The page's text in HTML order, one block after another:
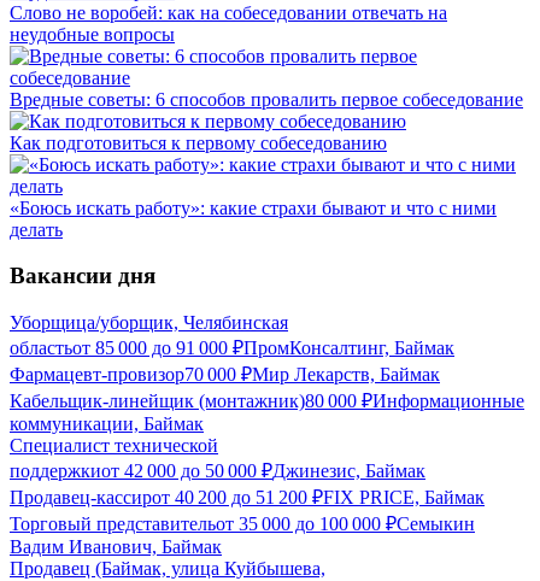
Слово не воробей: как на собеседовании отвечать на
неудобные вопросы
Вредные советы: 6 способов провалить первое собеседование
Как подготовиться к первому собеседованию
«Боюсь искать работу»: какие страхи бывают и что с ними
делать
Вакансии дня
Уборщица/уборщик, Челябинская
областьот 85 000 до 91 000 ₽ПромКонсалтинг, Баймак
Фармацевт-провизор70 000 ₽Мир Лекарств, Баймак
Кабельщик-линейщик (монтажник)80 000 ₽Информационные
коммуникации, Баймак
Специалист технической
поддержкиот 42 000 до 50 000 ₽Джинезис, Баймак
Продавец-кассирот 40 200 до 51 200 ₽FIX PRICE, Баймак
Торговый представительот 35 000 до 100 000 ₽Семыкин
Вадим Иванович, Баймак
Продавец (Баймак, улица Куйбышева,